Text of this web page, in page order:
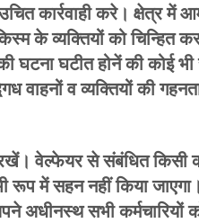
कार्रवाही करे। क्षेत्र
के व्यक्तियों को
घटना घटीत होनें की कोई
वाहनों व व्यक्तियों की
वेल्फेयर से संबंधित किसी
में सहन नहीं किया
अधीनस्थ सभी कर्मचारियों